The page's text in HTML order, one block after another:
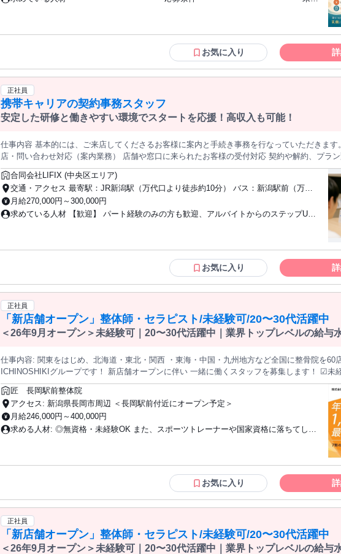
──────────────＊ ロッテアライリゾート内の 温泉施設で受付・ご案内業務を お任せします。 【主な業務
・受付カウンターでの接客対応 ・入館受付 ・料金の精算 ・レジ対応 ・タオルや備品の受け
客様からの問い合わせ対応 ・ロッカーや休憩スペースの確認 ・備品補充 ・簡単な清掃 ・その他付随業
務は少なめです。 ※マニュアルがあります。 ※未経験の方も、 基本から丁寧に教えます。 ＊──────────────＊
で、 生活リズムを作りやすく、 安定した収入を目指せます。 週5日・フルタイム勤務も歓迎です。 月収21万円以上も
可能なので、 フリーターとしてしっかり稼ぎたい方にも おすすめです。 寮あり・食事補助ありのため、 生活費を抑え
ながら 安定収入を目指せます。 9月末までの短期勤務も相談可能です。 勤務後に長期への 切り替えも相談できます。
──────────────＊ 🔰未経験でも安心♪ ＊──────────────＊ ホテルや温泉施設での 勤
最初は、 タオルの受け渡しや館内案内など、 覚えやすい業務からスタートします。 受付やレジ対応も、 マニュアルを
見ながら 少しずつ覚えられます。 分からないことは、 近くのスタッフに確認しながら 進められます。 接客の仕事が
初めての方、 ホテル業界が初めての方も 安心して始められます！ 若手スタッフやフリーターの方も なじみやすい環境
です。 長期で働きながら、 接客スキルやホテルでのマナーも 身につけられます。
──────────────＊ 歓迎する方 ＊──────────────＊ ・長期で安定して働き
たい方 ・9月末まで働ける方 ・週5日勤務できる方 ・フルタイムで働きたい方 ・午後
から働きたい方 ・夜の時間帯でしっかり稼ぎたい方 ・固定シフトで働きたい方 ・住
み込みで働きたい方 ・寮付きの仕事を探している方 ・食費を抑えて働きたい方 ・受
付や接客に挑戦したい方 ・ホテルで働いてみたい方 ・温泉施設で働いてみたい方 ・
リゾートホテルで働いてみたい方 ・社員登用を目指したい方 ・次の仕事までの期間を
活かしたい方 ・日本語で接客できる方 ＊──────────────＊ こんな方におすすめ
仕事を探している方 ・月収20万円以上を目指したい方 ・朝より午後から働きたい方
・固定シフトで予定を立てたい方 ・長期で働ける職場を探している方 ・まずは短期で
始めて長期も検討したい方 ・住み込みで生活費を抑えたい方 ・未経験から接客を始め
たい方 ・落ち着いた雰囲気の職場で働きたい方 ・リゾートホテルで働いてみたい方
お気に入り
正社員
携帯キャリアの契約事務スタッフ
安定した研修と働きやすい環境でスタートを応援！高収入も可能！
仕事内容 基本的には、ご来店してくださるお客様に案内と手続き事務を行なっていただきます。 具体的には・・ 1.
店・問い合わせ対応（案内業務） 店舗や窓口に来られたお客様の受付対応 契約や解約、プラ
望をヒアリング 必要な書類や手続きの流れをわかりやすく案内 店内の案内（番号札の発券や待
その他事務作業 データ入力・日報作成 在庫や備品管理（SIMカードや書類など） 店舗内の書類整
てきたら・・ 3.契約関連の事務処理 新規契約・機種変更・プラン変更・解約の事務手続き 本
コピー・データ入力 契約書類の作成・確認・ファイリング システム入力や契約データの登録
ョンの適用確認
合同会社LIFIX (中央区エリア)
交通・アクセス 最寄駅：JR新潟駅（万代口より徒歩約10分） バス：新潟駅前（万代
口）から多数の路線が「万代シティ」停留所へ（下車徒歩1分）
月給270,000円～300,000円
求めている人材 【歓迎】 パート経験のみの方も歓迎、アルバイトからのステップUP
電量販店での勤務がない方、高収入を目指している方、安定した職業や土日休みで働
お気に入り
正社員
「新店舗オープン」整体師・セラピスト/未経験可/20〜30代活躍中
＜26年9月オープン＞未経験可｜20〜30代活躍中｜業界トップレベルの給与
仕事内容: 関東をはじめ、北海道・東北・関西 ・東海・中国・九州地方など全国に整骨院を60店舗 展開している
ICHINOSHIKIグループです！ 新店舗オープンに伴い 一緒に働くスタッフを募集します！ ☑︎未経験歓迎！6ヶ月の新人
研修あり ☑︎5年で売上20倍の成長企業！ ☑︎ふるさと出店のチャンス！全国展開、店舗拡大中！
強い！ ☑︎業界トップクラスの給与水準 ☑︎成長意欲の高い仲間と働ける！ ☑︎技術研修・勉強会が充実！
グループとは？ ハンマーと木板を用いた「一野式筋肉骨調整法」 という治療技術を軸に全国
へ行っても治らない」とお悩みを抱えた方が 全国から年間5万人以上来院しています！ ▼代表
ジ https://youtu.be/7Vrozlm-G5M ＜仕事内容＞ 整体師（セラピスト）として、 お客様のココロとカラダに寄り添い、
────────────────────── 【１】プロの治療家を目指せる 勤務時間内での研修、勉強
による直接研修や、 外部講師によるセミナーなど、 治療知識や技術習得の時間を確保しています。 【
キャリアアップが可能 2030年までに国内500店舗展開を目標に 着実と店舗を拡大中。院長や
を目指せる機会が圧倒的に他院よりも多いです！ また、役職が上がるにつれて、集客やリピー
経営に必要なスキルも学べます！ 【３】公平で透明性の高い評価制度 評価基準や売上ランキングなどを 全スタッフが
水準！ 1年目の平均年収は500万円〜 入社後初のボーナスで80万円、 直近の冬の賞与で500万
りはしっかりと給与に還元し、 スタッフの働きやすい環境を整えています！ * ◆入社後の流れ ￣￣￣￣￣￣￣￣ 独自
の教育カリキュラムにより 未経験でも短期間でキャリアップ可能！ 1ヶ月目：社長直伝！脳科
匠 長岡駅前整体院
アクセス: 新潟県長岡市周辺 ＜長岡駅前付近にオープン予定＞
月給246,000円～400,000円
求める人材: ◎無資格・未経験OK また、スポーツトレーナーや国家資格に落ちてしま
したい方！ ・未経験だけど新しいことに挑戦してみたい方 ・人としても成長できる環
境で働きたい方 ・仕事にやりがいを持って働きたい方 ・頑張りをしっかり評価してほ
しい！認められたい！という方 ・収入面で周囲と差をつけたいという方 ・地域貢献意
欲のある方 ▶︎プロの治療家になりたい方も歓迎！ ・他とは違う技術を身につけたい
方！ ・根本改善できる技術を身に付けたい方 ・常に挑戦し続けられる環境で働きたい
方 ▶︎キャリアアップ・管理職を目指す方にもピッタリ ・自分のキャリアを急成長させ
ていきたい方 ・院長、マネージャーなど管理職に興味がある ・集客や会社の運営に興
お気に入り
正社員
「新店舗オープン」整体師・セラピスト/未経験可/20〜30代活躍中
＜26年9月オープン＞未経験可｜20〜30代活躍中｜業界トップレベルの給与